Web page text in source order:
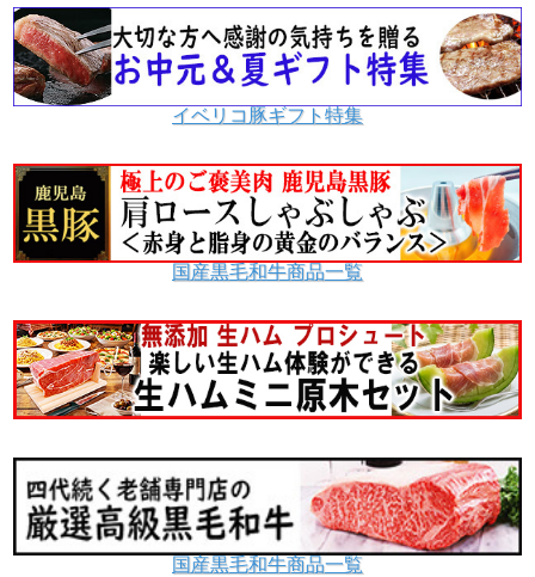
イベリコ豚ギフト特集
国産黒毛和牛商品一覧
国産黒毛和牛商品一覧